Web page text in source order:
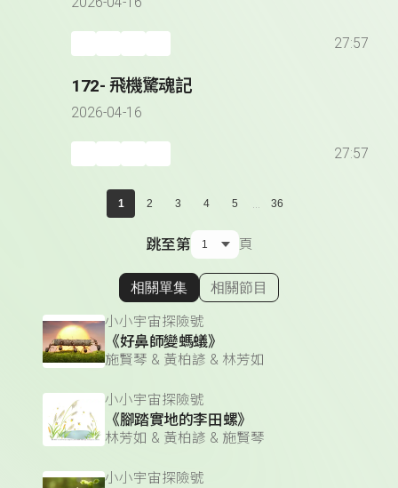
27:57
172- 飛機驚魂記
2026-04-16
27:57
1 2 3 4 5 ... 36
跳至第 頁
顯示相關單集
相關單集 相關節目
小小宇宙探險號
《好鼻師變螞蟻》
施賢琴 & 黃柏諺 & 林芳如
小小宇宙探險號
《腳踏實地的李田螺》
林芳如 & 黃柏諺 & 施賢琴
小小宇宙探險號